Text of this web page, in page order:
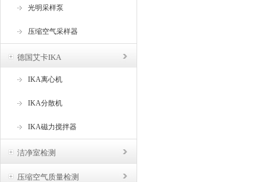
光明采样泵
压缩空气采样器
德国艾卡IKA
IKA离心机
IKA分散机
IKA磁力搅拌器
洁净室检测
压缩空气质量检测